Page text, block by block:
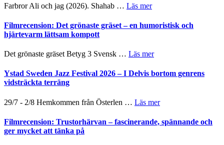
to
–
Fox
Mulder
Dana
Scully
19
titlar
filmprogram
Farbror Ali och jag (2026). Shahab … Läs merom
Shahab
Kulturs
Filmrecension: Det grönaste gräset – en humoristisk och
hjärtevarm lättsam kompott
Det grönaste gräset Betyg 3 Svensk … Läs merom
Det
grönaste
en
och
Ystad Sweden Jazz Festival 2026 – I Delvis bortom genrens
vidsträckta terräng
29/7 - 2/8 Hemkommen från Österlen … Läs merom
Sweden
Jazz
Filmrecension: Trustorhärvan – fascinerande, spännande och
ger mycket att tänka på